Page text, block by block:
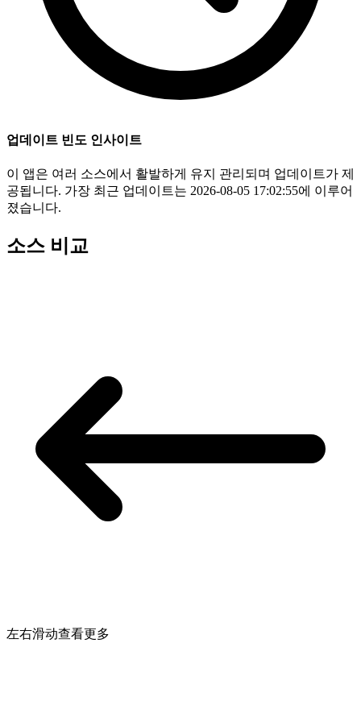
업데이트 빈도 인사이트
이 앱은 여러 소스에서 활발하게 유지 관리되며 업데이트가 제
공됩니다. 가장 최근 업데이트는 2026-08-05 17:02:55에 이루어
졌습니다.
소스 비교
左右滑动查看更多